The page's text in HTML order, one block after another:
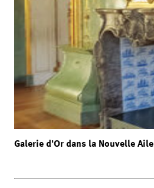
Galerie d'Or dans la Nouvelle Aile